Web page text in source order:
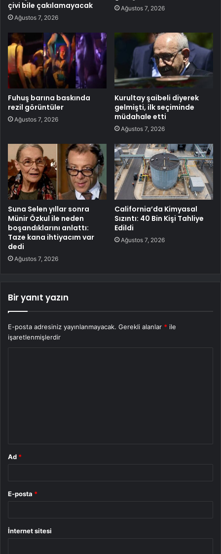
çivi bile çakılamayacak
Ağustos 7, 2026
Ağustos 7, 2026
Fuhuş barına baskında
rezil görüntüler
Ağustos 7, 2026
Kurultay şaibeli diyerek
gelmişti, ilk seçiminde
müdahale etti
Ağustos 7, 2026
Suna Selen yıllar sonra
Münir Özkul ile neden
boşandıklarını anlattı:
Taze kana ihtiyacım var
dedi
Ağustos 7, 2026
California’da Kimyasal
Sızıntı: 40 Bin Kişi Tahliye
Edildi
Ağustos 7, 2026
Bir yanıt yazın
E-posta adresiniz yayınlanmayacak. Gerekli alanlar * ile
işaretlenmişlerdir
Ad *
E-posta *
İnternet sitesi